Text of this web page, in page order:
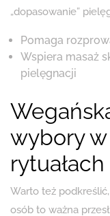
„dopasowanie”
Pomaga
Wspiera masaż
pielęgnacji
wybory
rytuałach
Warto też
osób to ważna